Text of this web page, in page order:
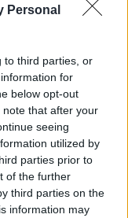
Personal
to third parties, or
for
below opt-out
that after your
seeing
utilized by
parties prior to
of the further
third parties on the
information may